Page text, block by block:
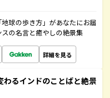
球の歩き方」があなたにお届
の名言と癒やしの絶景集
詳細を見る
わるインドのことばと絶景